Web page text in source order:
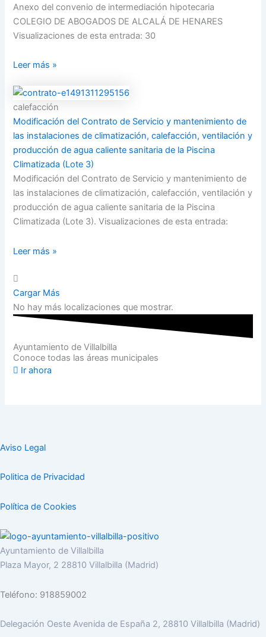
Anexo del convenio de intermediación hipotecaria
COLEGIO DE ABOGADOS DE ALCALÁ DE HENARES
Visualizaciones de esta entrada: 30
Leer más »
calefacción
Modificación del Contrato de Servicio y mantenimiento de
las instalaciones de climatización, calefacción, ventilación y
producción de agua caliente sanitaria de la Piscina
Climatizada (Lote 3)
Modificación del Contrato de Servicio y mantenimiento de
las instalaciones de climatización, calefacción, ventilación y
producción de agua caliente sanitaria de la Piscina
Climatizada (Lote 3). Visualizaciones de esta entrada:
Leer más »
Cargar Más
No hay más localizaciones que mostrar.
Ayuntamiento de Villalbilla
Conoce todas las áreas municipales
Ir ahora
Aviso Legal
Politica de Privacidad
Política de Cookies
Ayuntamiento de Villalbilla
Plaza Mayor, 2 28810 Villalbilla (Madrid)
Teléfono: 918859002
Delegación Oeste Avenida de España 2, 28810 Villalbilla (Madrid)